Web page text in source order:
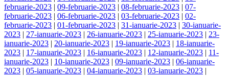
februarie-2023 | 09-februarie-2023 | 08-februarie-2023 | 07-
februarie-2023 | 06-februarie-2023 | 03-februarie-2023 | 02-
februarie-2023 | 01-februarie-2023 | 31-ianuarie-2023 | 30-ianuarie-
2023 | 27-ianuarie-2023 | 26-ianuarie-2023 | 25-ianuarie-2023 | 23-
ianuarie-2023 | 20-ianuarie-2023 | 19-ianuarie-2023 | 18-ianuarie-
2023 | 17-ianuarie-2023 | 16-ianuarie-2023 | 12-ianuarie-2023 | 11-
ianuarie-2023 | 10-ianuarie-2023 | 09-ianuarie-2023 | 06-ianuarie-
2023 | 05-ianuarie-2023 | 04-ianuarie-2023 | 03-ianuarie-2023 |